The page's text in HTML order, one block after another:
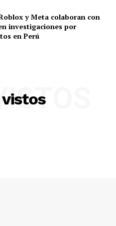
y Meta colaboran con
investigaciones por
en Perú